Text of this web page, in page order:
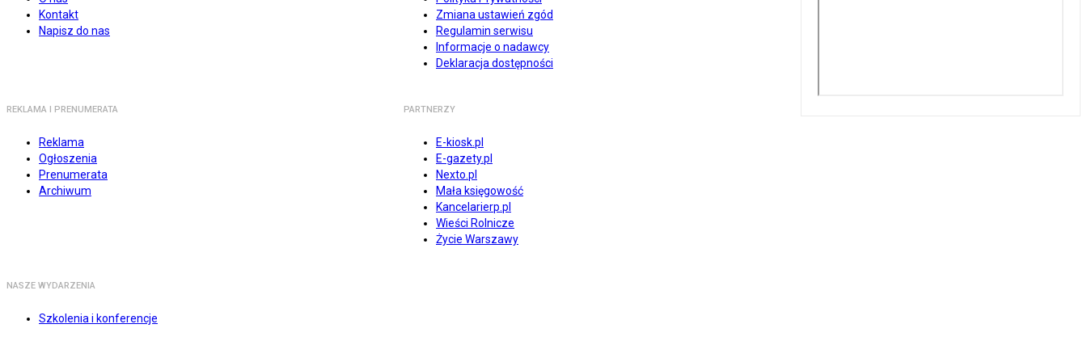
Kontakt
Napisz do nas
Zmiana ustawień zgód
Regulamin serwisu
Informacje o nadawcy
Deklaracja dostępności
REKLAMA I PRENUMERATA
Reklama
Ogłoszenia
Prenumerata
Archiwum
PARTNERZY
E-kiosk.pl
E-gazety.pl
Nexto.pl
Mała księgowość
Kancelarierp.pl
Wieści Rolnicze
Życie Warszawy
NASZE WYDARZENIA
Szkolenia i konferencje